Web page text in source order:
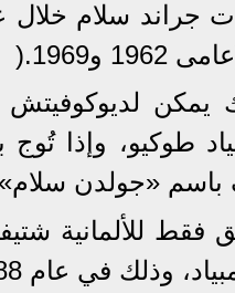
و1969.(
طوكيو، وإذا
«جولدن
فقط للألمانية
وذلك في عام 1988.